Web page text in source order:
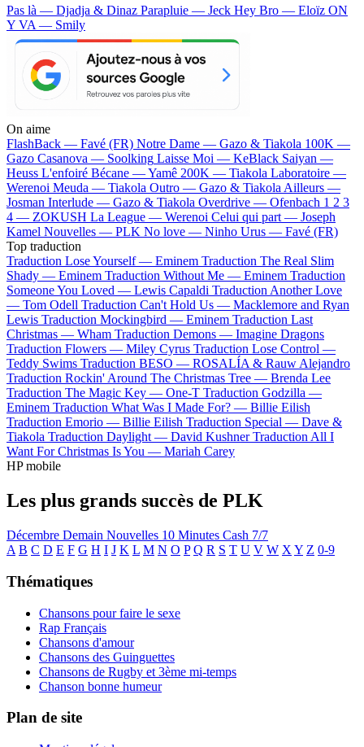
Pas là — Djadja & Dinaz Parapluie — Jeck Hey Bro — Eloïz ON
Y VA — Smily
On aime
FlashBack — Favé (FR) Notre Dame — Gazo & Tiakola 100K —
Gazo Casanova — Soolking Laisse Moi — KeBlack Saiyan —
Heuss L'enfoiré Bécane —Yamê 200K — Tiakola Laboratoire —
Werenoi Meuda — Tiakola Outro — Gazo & TiakolaAilleurs —
Josman Interlude — Gazo & Tiakola Overdrive — Ofenbach 1 2 3
4 — ZOKUSH La League — Werenoi Celui qui part — Joseph
Kamel Nouvelles — PLK No love — Ninho Urus — Favé (FR)
Top traduction
Traduction Lose Yourself — Eminem Traduction The Real Slim
Shady — Eminem Traduction Without Me — Eminem Traduction
Someone You Loved — Lewis Capaldi Traduction Another Love
— Tom Odell Traduction Can't Hold Us — Macklemore and Ryan
Lewis Traduction Mockingbird — Eminem Traduction Last
Christmas — Wham Traduction Demons — Imagine Dragons
Traduction Flowers — Miley Cyrus Traduction Lose Control —
Teddy Swims Traduction BESO — ROSALÍA & Rauw Alejandro
Traduction Rockin' Around The Christmas Tree — Brenda Lee
Traduction The Magic Key — One-T Traduction Godzilla —
Eminem Traduction What Was I Made For? — Billie Eilish
Traduction Emorio — Billie Eilish Traduction Special — Dave &
Tiakola Traduction Daylight — David Kushner Traduction All I
Want For Christmas Is You — Mariah Carey
HP mobile
Les plus grands succès de PLK
Décembre Demain Nouvelles 10 Minutes Cash 7/7
A B C D E F G H I J K L M N O P Q R S T U V W X Y Z 0-9
Thématiques
Chansons pour faire le sexe
Rap Français
Chansons d'amour
Chansons des Guinguettes
Chansons de Rugby et 3ème mi-temps
Chanson bonne humeur
Plan de site